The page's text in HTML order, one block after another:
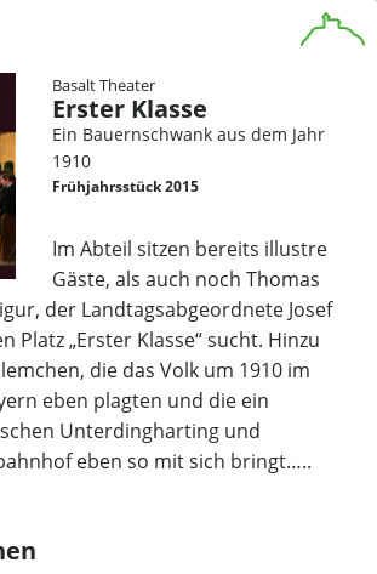
Basalt Theater
Erster Klasse
Ein Bauernschwank aus dem Jahr
1910
Frühjahrsstück 2015
Im Abteil sitzen bereits illustre
Gäste, als auch noch Thomas
der Landtagsabgeordnete Josef
Platz „Erster Klasse“ sucht. Hinzu
die das Volk um 1910 im
eben plagten und die ein
Unterdingharting und
eben so mit sich bringt…..